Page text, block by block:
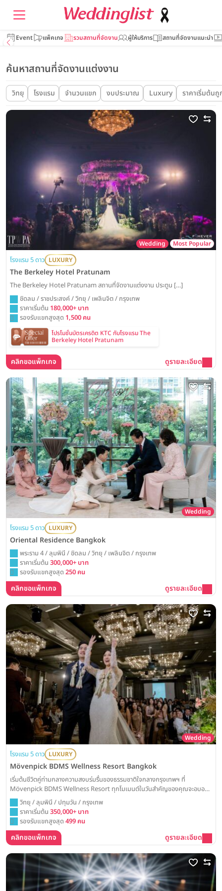
Event แพ็คเกจ รวมสถานที่จัดงาน ผู้ให้บริการ สถานที่จัดงานแนะนำ
ค้นหาสถานที่จัดงานแต่งงาน
วิทยุ โรงแรม จำนวนแขก งบประมาณ Luxury ราคาเริ่มต้น
Wedding Most Popular
โรงแรม 5 ดาว LUXURY
The Berkeley Hotel Pratunam
The Berkeley Hotel Pratunam สถานที่จัดงานแต่งงาน ประตูน […]
ชิดลม / ราชประสงค์ / วิทยุ / เพลินจิต / กรุงเทพ
ราคาเริ่มต้น 180,000+ บาท
รองรับแขกสูงสุด 1,500 คน
โปรโมชั่นบัตรเครดิต KTC กับโรงแรม The
Berkeley Hotel Pratunam
คลิกขอแพ็กเกจ ดูรายละเอียด
Wedding
โรงแรม 5 ดาว LUXURY
Oriental Residence Bangkok
พระราม 4 / ลุมพินี / ชิดลม / วิทยุ / เพลินจิต / กรุงเทพ
ราคาเริ่มต้น 300,000+ บาท
รองรับแขกสูงสุด 250 คน
คลิกขอแพ็กเกจ ดูรายละเอียด
Wedding
โรงแรม 5 ดาว LUXURY
Mövenpick BDMS Wellness Resort Bangkok
เริ่มต้นชีวิตคู่ท่ามกลางความสงบร่มรื่นของธรรมชาติใจกลางกรุงเทพฯ ที่
Mövenpick BDMS Wellness Resort ทุกโมเมนต์ในวันสำคัญของคุณจะอบอวล
ไปด้วยความสดชื่นและความสง่างาม ไม่ว่าจะเป็นพิธีวิวาห์ในสวนสวยเขียวขจี หรือ
เฉลิมฉลองในห้องบอลรูมโอ่โถง พร้อมมอบประสบการณ์ที่น่าจดจำและเปี่ยมด้วย
ความสุข
วิทยุ / ลุมพินี / ปทุมวัน / กรุงเทพ
ราคาเริ่มต้น 350,000+ บาท
รองรับแขกสูงสุด 499 คน
คลิกขอแพ็กเกจ ดูรายละเอียด